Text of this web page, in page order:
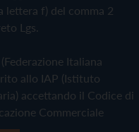
lettera f) del comma 2
Lgs.
Italiana
allo IAP (Istituto
accettando il Codice di
Commerciale